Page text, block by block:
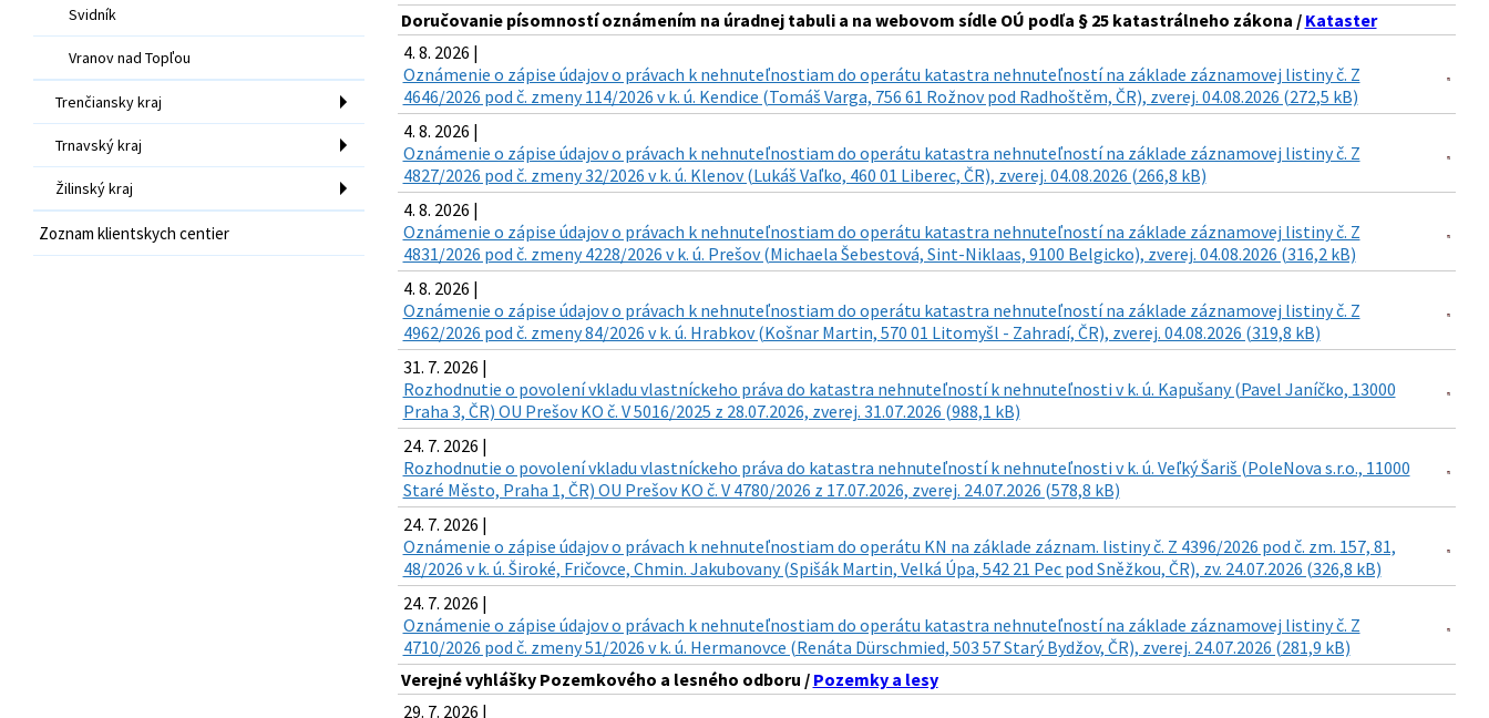
Svidník
Vranov nad Topľou
Trenčiansky kraj
Trnavský kraj
Žilinský kraj
Zoznam klientskych centier
Doručovanie písomností oznámením na úradnej tabuli a na webovom sídle OÚ podľa § 25 katastrálneho zákona / Kataster
4. 8. 2026 |
Oznámenie o zápise údajov o právach k nehnuteľnostiam do operátu katastra nehnuteľností na základe záznamovej listiny č. Z
4646/2026 pod č. zmeny 114/2026 v k. ú. Kendice (Tomáš Varga, 756 61 Rožnov pod Radhoštěm, ČR), zverej. 04.08.2026 (272,5 kB)
4. 8. 2026 |
Oznámenie o zápise údajov o právach k nehnuteľnostiam do operátu katastra nehnuteľností na základe záznamovej listiny č. Z
4827/2026 pod č. zmeny 32/2026 v k. ú. Klenov (Lukáš Vaľko, 460 01 Liberec, ČR), zverej. 04.08.2026 (266,8 kB)
4. 8. 2026 |
Oznámenie o zápise údajov o právach k nehnuteľnostiam do operátu katastra nehnuteľností na základe záznamovej listiny č. Z
4831/2026 pod č. zmeny 4228/2026 v k. ú. Prešov (Michaela Šebestová, Sint-Niklaas, 9100 Belgicko), zverej. 04.08.2026 (316,2 kB)
4. 8. 2026 |
Oznámenie o zápise údajov o právach k nehnuteľnostiam do operátu katastra nehnuteľností na základe záznamovej listiny č. Z
4962/2026 pod č. zmeny 84/2026 v k. ú. Hrabkov (Košnar Martin, 570 01 Litomyšl - Zahradí, ČR), zverej. 04.08.2026 (319,8 kB)
31. 7. 2026 |
Rozhodnutie o povolení vkladu vlastníckeho práva do katastra nehnuteľností k nehnuteľnosti v k. ú. Kapušany (Pavel Janíčko, 13000
Praha 3, ČR) OU Prešov KO č. V 5016/2025 z 28.07.2026, zverej. 31.07.2026 (988,1 kB)
24. 7. 2026 |
Rozhodnutie o povolení vkladu vlastníckeho práva do katastra nehnuteľností k nehnuteľnosti v k. ú. Veľký Šariš (PoleNova s.r.o., 11000
Staré Město, Praha 1, ČR) OU Prešov KO č. V 4780/2026 z 17.07.2026, zverej. 24.07.2026 (578,8 kB)
24. 7. 2026 |
Oznámenie o zápise údajov o právach k nehnuteľnostiam do operátu KN na základe záznam. listiny č. Z 4396/2026 pod č. zm. 157, 81,
48/2026 v k. ú. Široké, Fričovce, Chmin. Jakubovany (Spišák Martin, Velká Úpa, 542 21 Pec pod Sněžkou, ČR), zv. 24.07.2026 (326,8 kB)
24. 7. 2026 |
Oznámenie o zápise údajov o právach k nehnuteľnostiam do operátu katastra nehnuteľností na základe záznamovej listiny č. Z
4710/2026 pod č. zmeny 51/2026 v k. ú. Hermanovce (Renáta Dürschmied, 503 57 Starý Bydžov, ČR), zverej. 24.07.2026 (281,9 kB)
Verejné vyhlášky Pozemkového a lesného odboru / Pozemky a lesy
29. 7. 2026 |